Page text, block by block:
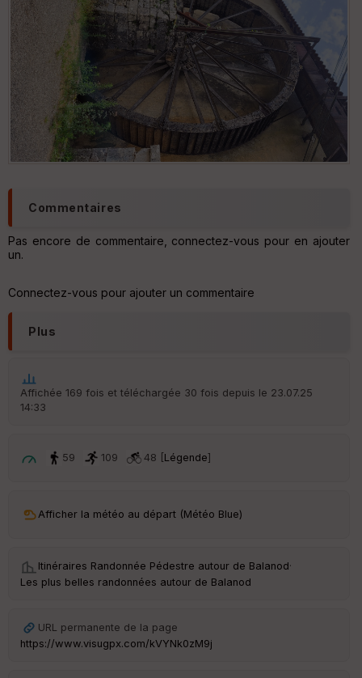
Commentaires
Pas encore de commentaire, connectez-vous pour en ajouter
un.
Connectez-vous pour ajouter un commentaire
Plus
Affichée 169 fois et téléchargée 30 fois depuis le 23.07.25
14:33
59 109 48 [Légende]
Afficher la météo au départ (Météo Blue)
Itinéraires Randonnée Pédestre autour de Balanod·
Les plus belles randonnées autour de Balanod
URL permanente de la page
https://www.visugpx.com/kVYNk0zM9j